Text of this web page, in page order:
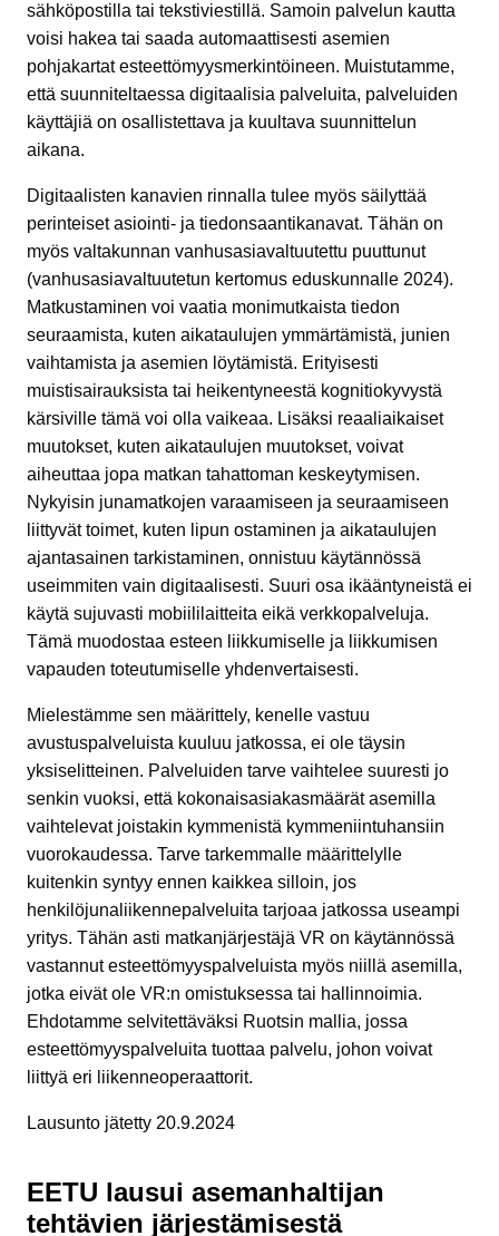
sähköpostilla tai tekstiviestillä. Samoin palvelun kautta
voisi hakea tai saada automaattisesti asemien
pohjakartat esteettömyysmerkintöineen. Muistutamme,
että suunniteltaessa digitaalisia palveluita, palveluiden
käyttäjiä on osallistettava ja kuultava suunnittelun
aikana.
Digitaalisten kanavien rinnalla tulee myös säilyttää
perinteiset asiointi- ja tiedonsaantikanavat. Tähän on
myös valtakunnan vanhusasiavaltuutettu puuttunut
(vanhusasiavaltuutetun kertomus eduskunnalle 2024).
Matkustaminen voi vaatia monimutkaista tiedon
seuraamista, kuten aikataulujen ymmärtämistä, junien
vaihtamista ja asemien löytämistä. Erityisesti
muistisairauksista tai heikentyneestä kognitiokyvystä
kärsiville tämä voi olla vaikeaa. Lisäksi reaaliaikaiset
muutokset, kuten aikataulujen muutokset, voivat
aiheuttaa jopa matkan tahattoman keskeytymisen.
Nykyisin junamatkojen varaamiseen ja seuraamiseen
liittyvät toimet, kuten lipun ostaminen ja aikataulujen
ajantasainen tarkistaminen, onnistuu käytännössä
useimmiten vain digitaalisesti. Suuri osa ikääntyneistä ei
käytä sujuvasti mobiililaitteita eikä verkkopalveluja.
Tämä muodostaa esteen liikkumiselle ja liikkumisen
vapauden toteutumiselle yhdenvertaisesti.
Mielestämme sen määrittely, kenelle vastuu
avustuspalveluista kuuluu jatkossa, ei ole täysin
yksiselitteinen. Palveluiden tarve vaihtelee suuresti jo
senkin vuoksi, että kokonaisasiakasmäärät asemilla
vaihtelevat joistakin kymmenistä kymmeniintuhansiin
vuorokaudessa. Tarve tarkemmalle määrittelylle
kuitenkin syntyy ennen kaikkea silloin, jos
henkilöjunaliikennepalveluita tarjoaa jatkossa useampi
yritys. Tähän asti matkanjärjestäjä VR on käytännössä
vastannut esteettömyyspalveluista myös niillä asemilla,
jotka eivät ole VR:n omistuksessa tai hallinnoimia.
Ehdotamme selvitettäväksi Ruotsin mallia, jossa
esteettömyyspalveluita tuottaa palvelu, johon voivat
liittyä eri liikenneoperaattorit.
Lausunto jätetty 20.9.2024
EETU lausui asemanhaltijan
tehtävien järjestämisestä